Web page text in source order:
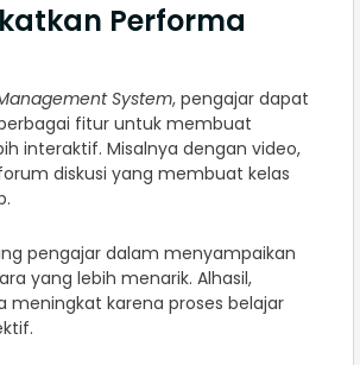
Performa
System, pengajar dapat
fitur untuk membuat
interaktif. Misalnya dengan video,
diskusi yang membuat kelas
pengajar dalam menyampaikan
yang lebih menarik. Alhasil,
meningkat karena proses belajar